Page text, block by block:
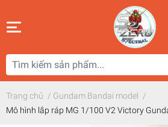
Trang chủ / Gundam Bandai model /
Mô hình lắp ráp MG 1/100 V2 Victory